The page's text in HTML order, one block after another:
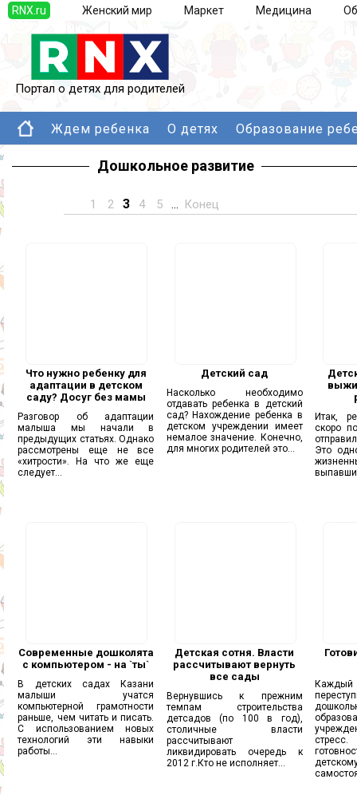
RNX.ru Женский мир Маркет Медицина
Портал о детях для родителей
Ждем ребенка О детях Образование
Дошкольное развитие
1 2 3 4 5 ... Конец
Что нужно ребенку для
адаптации в детском
саду? Досуг без мамы
Разговор об адаптации
малыша мы начали в
предыдущих статьях. Однако
рассмотрены еще не все
«хитрости». На что же еще
следует...
Детский сад
Насколько необходимо
отдавать ребенка в детский
сад? Нахождение ребенка в
детском учреждении имеет
немалое значение. Конечно,
для многих родителей это...
Итак,
скоро
Это
Современные дошколята
с компьютером - на `ты`
В детских садах Казани
малыши учатся
компьютерной грамотности
раньше, чем читать и писать.
С использованием новых
технологий эти навыки
работы...
Детская сотня. Власти
рассчитывают вернуть
все сады
Вернувшись к прежним
темпам строительства
детсадов (по 100 в год),
столичные власти
рассчитывают
ликвидировать очередь к
2012 г.Кто не исполняет...
Каждый